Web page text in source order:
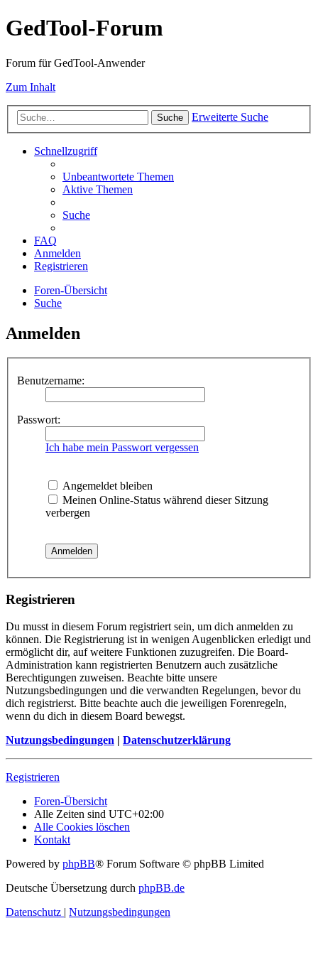
GedTool-Forum
Forum für GedTool-Anwender
Zum Inhalt
Suche Erweiterte Suche
Schnellzugriff
Unbeantwortete Themen
Aktive Themen
Suche
FAQ
Anmelden
Registrieren
Foren-Übersicht
Suche
Anmelden
Benutzername:
Passwort:
Ich habe mein Passwort vergessen
Angemeldet bleiben
Meinen Online-Status während dieser Sitzung
verbergen
Registrieren
Du musst in diesem Forum registriert sein, um dich anmelden zu
können. Die Registrierung ist in wenigen Augenblicken erledigt und
ermöglicht dir, auf weitere Funktionen zuzugreifen. Die Board-
Administration kann registrierten Benutzern auch zusätzliche
Berechtigungen zuweisen. Beachte bitte unsere
Nutzungsbedingungen und die verwandten Regelungen, bevor du
dich registrierst. Bitte beachte auch die jeweiligen Forenregeln,
wenn du dich in diesem Board bewegst.
Nutzungsbedingungen | Datenschutzerklärung
Registrieren
Foren-Übersicht
Alle Zeiten sind UTC+02:00
Alle Cookies löschen
Kontakt
Powered by phpBB® Forum Software © phpBB Limited
Deutsche Übersetzung durch phpBB.de
Datenschutz | Nutzungsbedingungen